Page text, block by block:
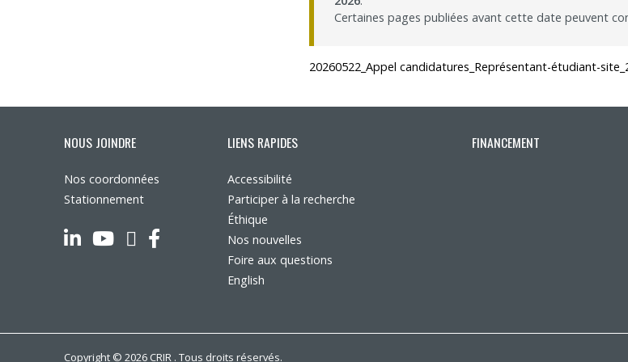
Programmes – Soutien à la recherche
Résultats – Programmes : Soutien financier
Faire un stage de recherche
Étudiants internationaux
Publications en libre accès
Réaliser une affiche
Certaines pages publiées avant cette date peuvent
20260522_Appel candidatures_Représentant-étudiant-
NOUS JOINDRE
Nos coordonnées
Stationnement
LinkedIn
YouTube
TwitterFacebook
LIENS RAPIDES
Accessibilité
Participer à la recherche
Éthique
Nos nouvelles
Foire aux questions
English
FINANCEMENT
Copyright © 2026 CRIR . Tous droits réservés.